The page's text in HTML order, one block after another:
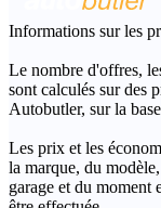
Informations sur les
Le nombre d'offres,
sont calculés sur des
Autobutler, sur la
Les prix et les
la marque, du
garage et du moment